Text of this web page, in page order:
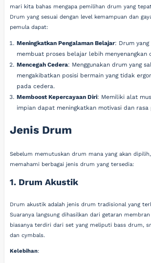
mari kita bahas mengapa pemilihan drum yang
Drum yang sesuai dengan level kemampuan dan
pemula dapat:
Meningkatkan Pengalaman Belajar: Drum
membuat proses belajar lebih menyenangkan
Mencegah Cedera: Menggunakan drum yang
mengakibatkan posisi bermain yang tidak
pada cedera.
Memboost Kepercayaan Diri: Memiliki alat
impian dapat meningkatkan motivasi dan rasa
Jenis Drum
Sebelum memutuskan drum mana yang akan
memahami berbagai jenis drum yang tersedia:
1. Drum Akustik
Drum akustik adalah jenis drum tradisional yang
Suaranya langsung dihasilkan dari getaran
biasanya terdiri dari set yang meliputi bass drum,
dan cymbals.
Kelebihan: